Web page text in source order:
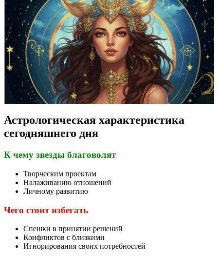
Астрологическая характеристика
сегодняшнего дня
К чему звезды благоволят
Творческим проектам
Налаживанию отношений
Личному развитию
Чего стоит избегать
Спешки в принятии решений
Конфликтов с близкими
Игнорирования своих потребностей